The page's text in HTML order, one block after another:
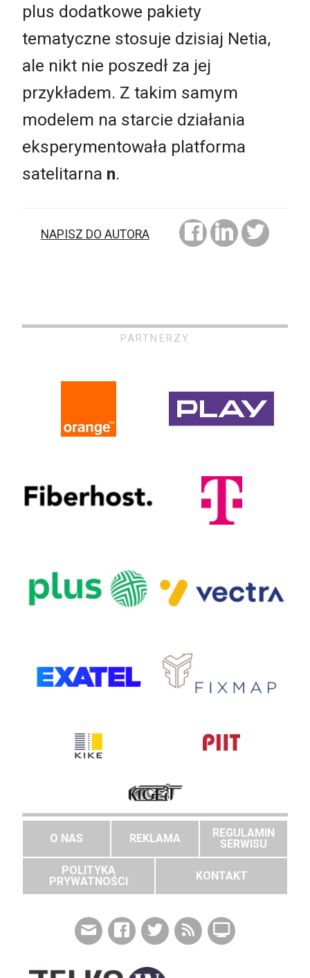
plus dodatkowe pakiety
tematyczne stosuje dzisiaj Netia,
ale nikt nie poszedł za jej
przykładem. Z takim samym
modelem na starcie działania
eksperymentowała platforma
satelitarna n.
NAPISZ DO AUTORA
PARTNERZY
O NAS REKLAMA
REGULAMIN
SERWISU
POLITYKA
PRYWATNOŚCI
KONTAKT